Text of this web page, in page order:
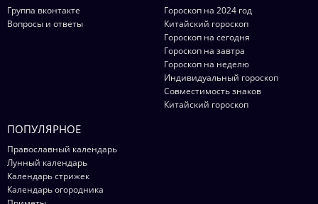
Группа вконтакте
Вопросы и ответы
Гороскоп на 2024 год
Китайский гороскоп
Гороскоп на сегодня
Гороскоп на завтра
Гороскоп на неделю
Индивидуальный гороскоп
Совместимость знаков
Китайский гороскоп
ПОПУЛЯРНОЕ
Православный календарь
Лунный календарь
Календарь стрижек
Календарь огородника